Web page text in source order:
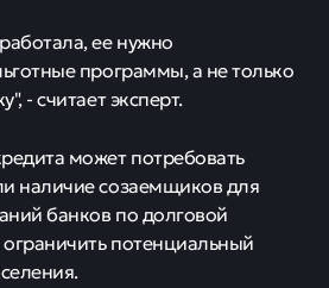
ее нужно
программы, а не только
- считает эксперт.
может потребовать
наличие созаемщиков для
банков по долговой
потенциальный